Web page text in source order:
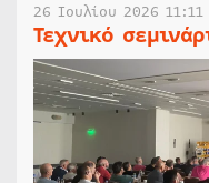
26 Ιουλίου 2026 11:11
Τεχνικό